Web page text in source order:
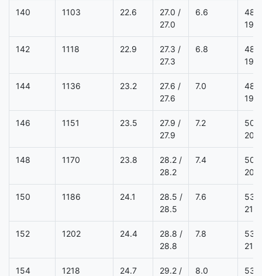
140 1103 22.6
27.0 /
27.0
6.6
19.0
142 1118 22.9
27.3 /
27.3
6.8
19.0
144 1136 23.2
27.6 /
27.6
7.0
19.0
146 1151 23.5
27.9 /
27.9
7.2
20.0
148 1170 23.8
28.2 /
28.2
7.4
20.0
150 1186 24.1
28.5 /
28.5
7.6
21.0
152 1202 24.4
28.8 /
28.8
7.8
21.0
154 1218 24.7
29.2 /
8.0